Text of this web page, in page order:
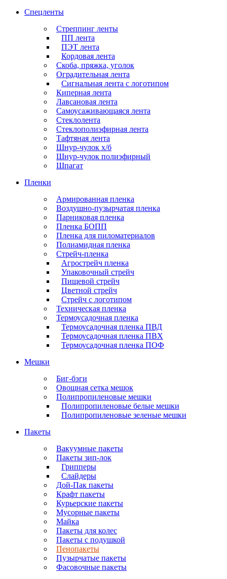
Спецленты
Стреппинг ленты
ПП лента
ПЭТ лента
Кордовая лента
Скоба, пряжка, уголок
Оградительная лента
Сигнальная лента с логотипом
Киперная лента
Лавсановая лента
Самоусаживающаяся лента
Стеклолента
Стеклополиэфирная лента
Тафтяная лента
Шнур-чулок х/б
Шнур-чулок полиэфирный
Шпагат
Пленки
Армированная пленка
Воздушно-пузырчатая пленка
Парниковая пленка
Пленка БОПП
Пленка для пиломатериалов
Полиамидная пленка
Стрейч-пленка
Агрострейч пленка
Упаковочный стрейч
Пищевой стрейч
Цветной стрейч
Стрейч с логотипом
Техническая пленка
Термоусадочная пленка
Термоусадочная пленка ПВД
Термоусадочная пленка ПВХ
Термоусадочная пленка ПОФ
Мешки
Биг-бэги
Овощная сетка мешок
Полипропиленовые мешки
Полипропиленовые белые мешки
Полипропиленовые зеленые мешки
Пакеты
Вакуумные пакеты
Пакеты зип-лок
Грипперы
Слайдеры
Дой-Пак пакеты
Крафт пакеты
Курьерские пакеты
Мусорные пакеты
Майка
Пакеты для колес
Пакеты с подушкой
Пенопакеты
Пузырчатые пакеты
Фасовочные пакеты